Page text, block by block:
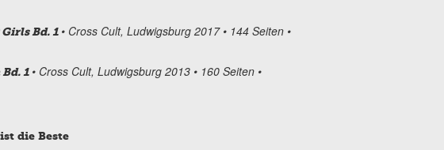
Bd. 1 • Cross Cult, Ludwigsburg 2017 • 144 Seiten •
1 • Cross Cult, Ludwigsburg 2013 • 160 Seiten •
die Beste